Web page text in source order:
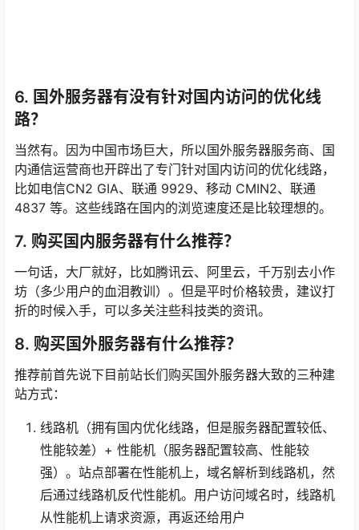
6. 国外服务器有没有针对国内访问的优化线
当然有。因为中国市场巨大，所以国外服务器服务商、国
内通信运营商也开辟出了专门针对国内访问的优化线路，
比如电信CN2 GIA、联通 9929、移动 CMIN2、联通
一句话，大厂就好，比如腾讯云、阿里云，千万别去小作
坊（多少用户的血泪教训）。但是平时价格较贵，建议打
推荐前首先说下目前站长们购买国外服务器大致的三种建
线路机（拥有国内优化线路，但是服务器配置较低、
性能较差）+ 性能机（服务器配置较高、性能较
强）。站点部署在性能机上，域名解析到线路机，然
后通过线路机反代性能机。用户访问域名时，线路机